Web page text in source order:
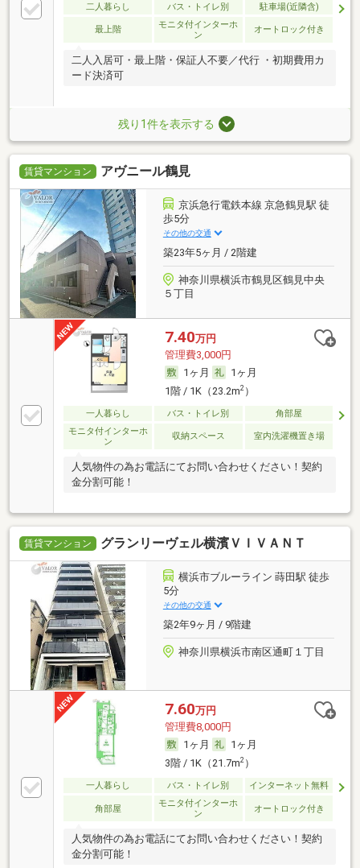
二人暮らし バス・トイレ別 駐車場(近隣含)
最上階
モニタ付インターホ
ン
オートロック付き
二人入居可・最上階・保証人不要／代行 ・初期費用カ
ード決済可
残り1件を表示する
賃貸マンション アヴニール鶴見
京浜急行電鉄本線 京急鶴見駅 徒
歩5分
その他の交通
築23年5ヶ月 / 2階建
神奈川県横浜市鶴見区鶴見中央
５丁目
7.40万円
管理費3,000円
1ヶ月
1ヶ月
1階 / 1K（23.2m2）
一人暮らし バス・トイレ別
角部屋
モニタ付インターホ
ン
収納スペース 室内洗濯機置き場
人気物件の為お電話にてお問い合わせください！契約
金分割可能！
賃貸マンション グランリーヴェル横濱ＶＩＶＡＮＴ
横浜市ブルーライン 蒔田駅 徒歩
5分
その他の交通
築2年9ヶ月 / 9階建
神奈川県横浜市南区通町１丁目
7.60万円
管理費8,000円
1ヶ月
1ヶ月
3階 / 1K（21.7m2）
一人暮らし バス・トイレ別 インターネット無料
角部屋
モニタ付インターホ
ン
オートロック付き
人気物件の為お電話にてお問い合わせください！契約
金分割可能！